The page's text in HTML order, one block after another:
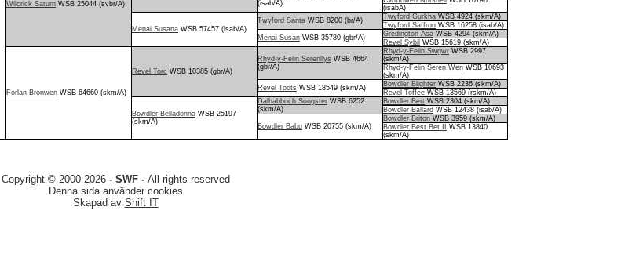
Wilcrick Saturn WSB 25044 (svbr/A)
(isab/A)
(isabA)
Menai Susana WSB 57457 (isab/A)
Twyford Santa WSB 8200 (br/A) Twyford Gurkha WSB 4924 (skm/A)
Twyford Saffron WSB 16258 (isab/A)
Menai Susan WSB 35780 (gbr/A) Gredington Asa WSB 4294 (skm/A)
Revel Sybil WSB 15619 (skm/A)
Forlan Bronwen WSB 64660 (skm/A)
Revel Torc WSB 10385 (gbr/A)
Rhyd-y-Felin Serenllys WSB 4664
(gbr/A)
Rhyd-y-Felin Swgwr WSB 2997
(skm/A)
Rhyd-y-Felin Seren Wen WSB 10693
(skm/A)
Revel Toots WSB 18549 (skm/A) Bowdler Blighter WSB 2236 (skm/A)
Revel Toffee WSB 13569 (rskm/A)
Bowdler Belladonna WSB 25197
(skm/A)
Dalhabboch Songster WSB 6252
(skm/A)
Bowdler Bert WSB 2304 (skm/A)
Bowdler Ballard WSB 12438 (isab/A)
Bowdler Babu WSB 20755 (skm/A)
Bowdler Briton WSB 3959 (skm/A)
Bowdler Best Bet II
WSB 13840
(skm/A)
Copyright © 2000-2026 - SWF - All rights reserved
Denna sida använder cookies
Skapad av Shift IT